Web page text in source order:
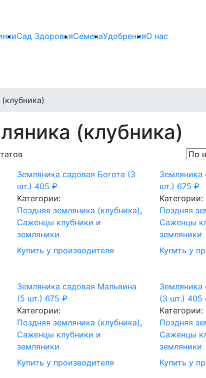
Сад ЗдоровьяСеменаУдобренияО нас
(клубника)
Земляника садовая Богота (3
шт.) 405₽
Категории:
Поздняя земляника (клубника),
Саженцы клубники и
земляники
Купить у производителя
Земляника
шт.) 675₽
Категории:
Поздняя
Саженцы
земляники
Купить у
Земляника садовая Мальвина
(5 шт.) 675₽
Категории:
Поздняя земляника (клубника),
Саженцы клубники и
земляники
Купить у производителя
Земляника
(3 шт.) 405
Категории:
Поздняя
Саженцы
земляники
Купить у